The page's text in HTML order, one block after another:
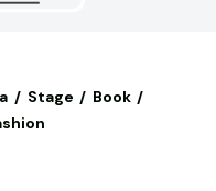
Stage
Book